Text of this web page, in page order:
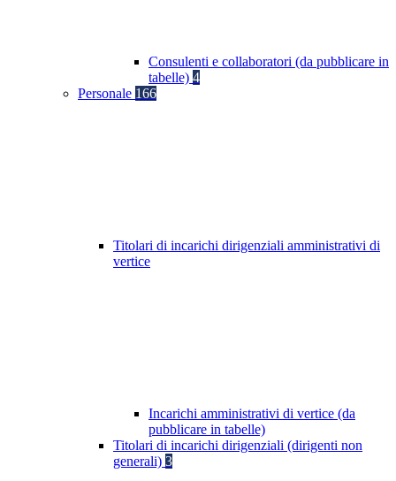
Consulenti e collaboratori (da pubblicare in
tabelle) 4
Personale 166
Titolari di incarichi dirigenziali amministrativi di
vertice
Incarichi amministrativi di vertice (da
pubblicare in tabelle)
Titolari di incarichi dirigenziali (dirigenti non
generali) 3